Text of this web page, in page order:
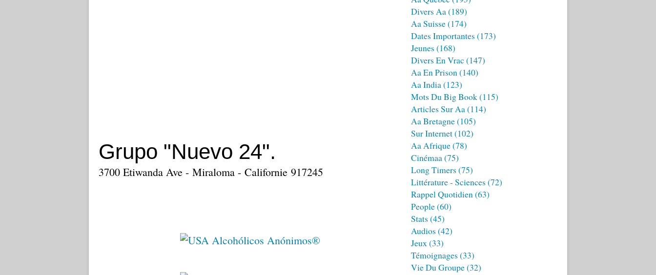
Grupo "Nuevo 24".
3700 Etiwanda Ave - Miraloma - Californie 917245
Divers Aa(189)
Aa Suisse(174)
Dates Importantes (173)
Jeunes (168)
Divers En Vrac (147)
Aa En Prison(140)
Aa India(123)
Mots Du Big Book(115)
Articles Sur Aa(114)
Aa Bretagne(105)
Sur Internet(102)
Aa Afrique(78)
Cinémaa(75)
Long Timers (75)
Littérature - Sciences (72)
Rappel Quotidien(63)
People(60)
Stats (45)
Audios (42)
Jeux(33)
Témoignages (33)
Vie Du Groupe(32)